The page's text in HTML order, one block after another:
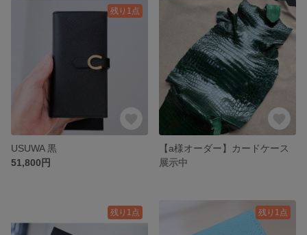
残り1点
USUWA 黒
51,800円
【a様オーダー】カードケース
展示中
残り1点 残り1点